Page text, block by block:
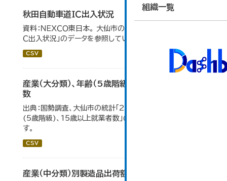
組織一覧
秋田自動車道ＩＣ出入状況
資料：ＮＥＸＣＯ東日本。 大仙市の統計「8-1 秋田自動車道Ｉ
Ｃ出入状況」のデータを参照しています。
CSV
産業（大分類）、年齢（5歳階級）、15歳以上就業者
数
出典：国勢調査、大仙市の統計「2-7 産業(大分類)、年齢
(5歳階級)、15歳以上就業者数」のデータを参照していま
す。
CSV
産業（中分類）別製造品出荷額等の推移